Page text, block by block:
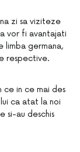
zi sa viziteze
vor fi avantajati
germana,
respective.
ce in ce mai des
ca atat la noi
si-au deschis